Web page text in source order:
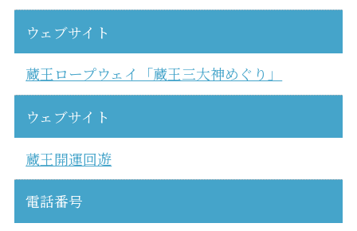
ウェブサイト
蔵王ロープウェイ「蔵王三大神めぐり」
ウェブサイト
蔵王開運回遊
電話番号